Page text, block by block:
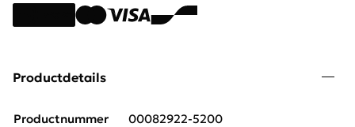
Productdetails
Productnummer
00082922-5200